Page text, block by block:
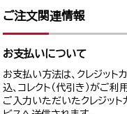
ご注文関連情報
お支払いについて
お支払い方法は、クレジット
込、コレクト（代引き）がご利
ご入力いただいたクレジッ